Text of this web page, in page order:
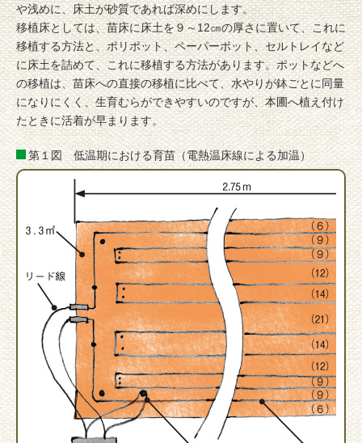
や浅めに、床土が砂質であれば深めにします。
移植床としては、苗床に床土を９～12㎝の厚さに置いて、これに
移植する方法と、ポリポット、ペーパーポット、セルトレイなど
に床土を詰めて、これに移植する方法があります。ポットなどへ
の移植は、苗床への直接の移植に比べて、水やりが鉢ごとに同量
になりにくく、生育むらができやすいのですが、本圃へ植え付け
たときに活着が早まります。
第１図 低温期における育苗（電熱温床線による加温）